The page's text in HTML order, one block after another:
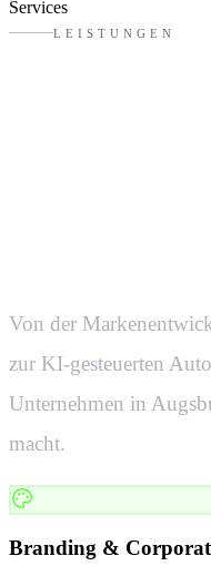
Services
LEISTUNGEN
Von der
zur KI-gesteuerten
Unternehmen in
macht.
Branding &